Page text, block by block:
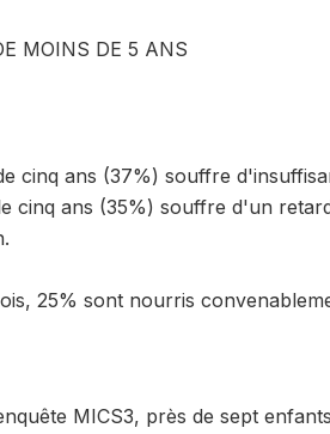
MOINS DE 5 ANS
cinq ans (37%) souffre
cinq ans (35%) souffre d'un
25% sont nourris
MICS3, près de sept